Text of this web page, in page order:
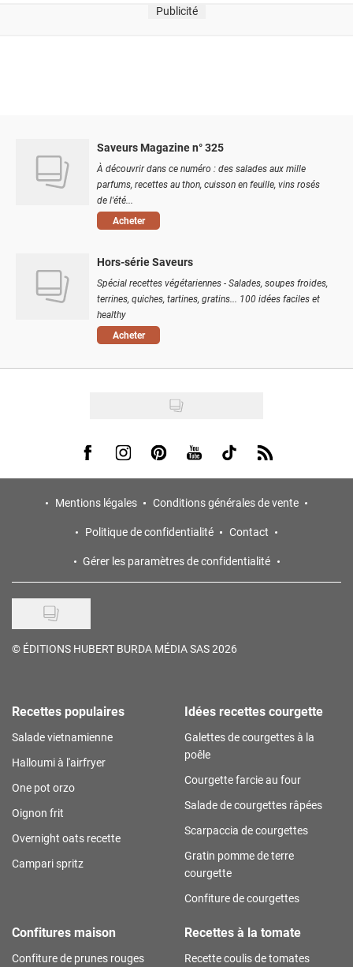
Publicité
Saveurs Magazine n° 325
À découvrir dans ce numéro : des salades aux mille
parfums, recettes au thon, cuisson en feuille, vins rosés
de l'été...
Acheter
Hors-série Saveurs
Spécial recettes végétariennes - Salades, soupes froides,
terrines, quiches, tartines, gratins... 100 idées faciles et
healthy
Acheter
Visit us on Facebook
Visit us on Instagram
Visit us on Pinterest
Visit us on Youtube
Visit us on Tiktok
Visit us on Rss
Mentions légales
Conditions générales de vente
Politique de confidentialité
Contact
Gérer les paramètres de confidentialité
© ÉDITIONS HUBERT BURDA MÉDIA SAS 2026
Recettes populaires
Salade vietnamienne
Halloumi à l'airfryer
One pot orzo
Oignon frit
Overnight oats recette
Campari spritz
Idées recettes courgette
Galettes de courgettes à la
poêle
Courgette farcie au four
Salade de courgettes râpées
Scarpaccia de courgettes
Gratin pomme de terre
courgette
Confiture de courgettes
Confitures maison
Confiture de prunes rouges
Recettes à la tomate
Recette coulis de tomates